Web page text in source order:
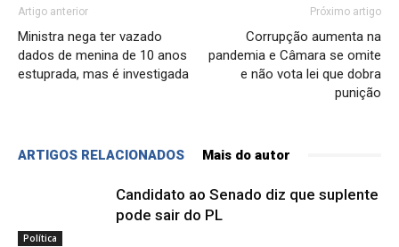
Artigo anterior
Ministra nega ter vazado
dados de menina de 10 anos
estuprada, mas é investigada
Próximo artigo
Corrupção aumenta na
pandemia e Câmara se omite
e não vota lei que dobra
punição
ARTIGOS RELACIONADOS Mais do autor
Política
Candidato ao Senado diz que suplente
pode sair do PL